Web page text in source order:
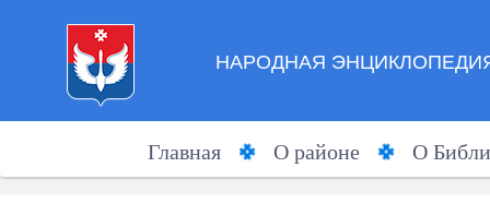
НАРОДНАЯ
Главная О районе О